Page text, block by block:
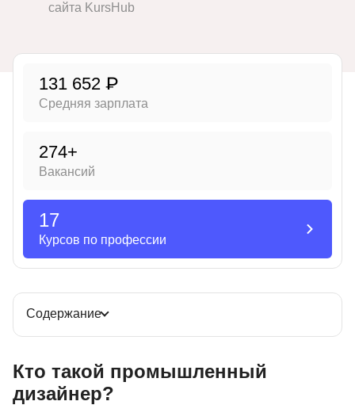
сайта KursHub
131 652 ₽
Средняя зарплата
274+
Вакансий
17
Курсов по профессии
Содержание
Кто такой промышленный
дизайнер?
Soft Skills
Детям
Акции и промокоды
Рейтинг онлайн-школ